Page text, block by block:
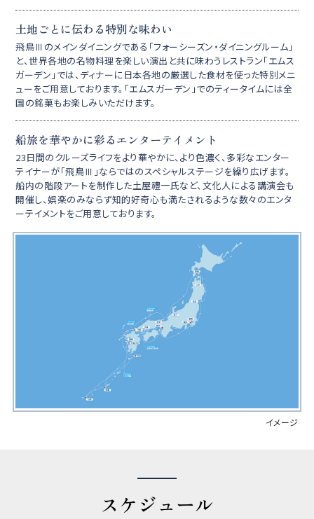
土地ごとに伝わる特別な味わい
飛鳥Ⅲのメインダイニングである「フォーシーズン・ダイニングルーム」
と、世界各地の名物料理を楽しい演出と共に味わうレストラン「エムス
ガーデン」では、ディナーに日本各地の厳選した食材を使った特別メニ
ューをご用意しております。「エムスガーデン」でのティータイムには全
国の銘菓もお楽しみいただけます。
船旅を華やかに彩るエンターテイメント
23日間のクルーズライフをより華やかに、より色濃く、多彩なエンター
テイナーが「飛鳥Ⅲ」ならではのスペシャルステージを繰り広げます。
船内の階段アートを制作した土屋禮一氏など、文化人による講演会も
開催し、娯楽のみならず知的好奇心も満たされるような数々のエンタ
ーテイメントをご用意しております。
イメージ
スケジュール